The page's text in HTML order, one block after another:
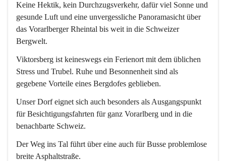
Keine Hektik, kein Durchzugsverkehr, dafür viel Sonne und
gesunde Luft und eine unvergessliche Panoramasicht über
das Vorarlberger Rheintal bis weit in die Schweizer
Bergwelt.
Viktorsberg ist keineswegs ein Ferienort mit dem üblichen
Stress und Trubel. Ruhe und Besonnenheit sind als
gegebene Vorteile eines Bergdofes geblieben.
Unser Dorf eignet sich auch besonders als Ausgangspunkt
für Besichtigungsfahrten für ganz Vorarlberg und in die
benachbarte Schweiz.
Der Weg ins Tal führt über eine auch für Busse problemlose
breite Asphaltstraße.